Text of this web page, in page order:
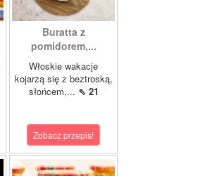
Buratta z
pomidorem,...
Włoskie wakacje
kojarzą się z beztroską,
słońcem,... ⇖ 21
Zobacz przepis!